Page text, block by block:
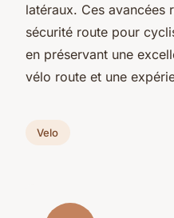
latéraux. Ces avancées
sécurité route pour
en préservant une
vélo route et une
Velo